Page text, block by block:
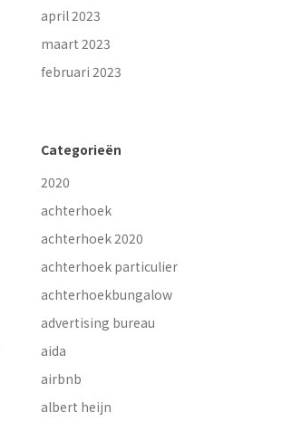
april 2023
maart 2023
februari 2023
Categorieën
2020
achterhoek
achterhoek 2020
achterhoek particulier
achterhoekbungalow
advertising bureau
aida
airbnb
albert heijn